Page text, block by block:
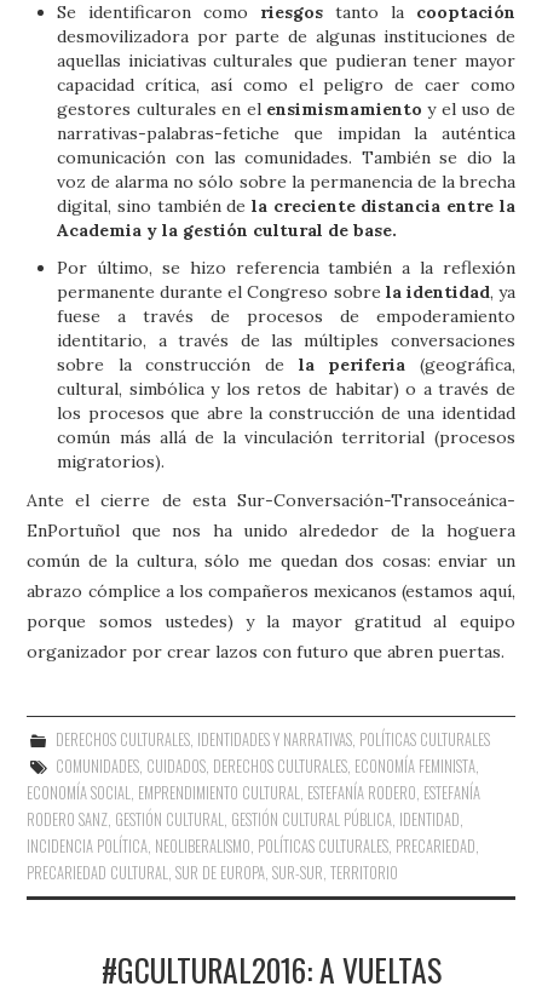
Se identificaron como riesgos tanto la cooptación
desmovilizadora por parte de algunas instituciones de
aquellas iniciativas culturales que pudieran tener mayor
capacidad crítica, así como el peligro de caer como
gestores culturales en el ensimismamiento y el uso de
narrativas-palabras-fetiche que impidan la auténtica
comunicación con las comunidades. También se dio la
voz de alarma no sólo sobre la permanencia de la brecha
digital, sino también de la creciente distancia entre la
Academia y la gestión cultural de base.
Por último, se hizo referencia también a la reflexión
permanente durante el Congreso sobre la identidad, ya
fuese a través de procesos de empoderamiento
identitario, a través de las múltiples conversaciones
sobre la construcción de la periferia (geográfica,
cultural, simbólica y los retos de habitar) o a través de
los procesos que abre la construcción de una identidad
común más allá de la vinculación territorial (procesos
migratorios).
Ante el cierre de esta Sur-Conversación-Transoceánica-
EnPortuñol que nos ha unido alrededor de la hoguera
común de la cultura, sólo me quedan dos cosas: enviar un
abrazo cómplice a los compañeros mexicanos (estamos aquí,
porque somos ustedes) y la mayor gratitud al equipo
organizador por crear lazos con futuro que abren puertas.
DERECHOS CULTURALES, IDENTIDADES Y NARRATIVAS, POLÍTICAS CULTURALES
COMUNIDADES, CUIDADOS, DERECHOS CULTURALES, ECONOMÍA FEMINISTA,
ECONOMÍA SOCIAL, EMPRENDIMIENTO CULTURAL, ESTEFANÍA RODERO, ESTEFANÍA
RODERO SANZ, GESTIÓN CULTURAL, GESTIÓN CULTURAL PÚBLICA, IDENTIDAD,
INCIDENCIA POLÍTICA, NEOLIBERALISMO, POLÍTICAS CULTURALES, PRECARIEDAD,
PRECARIEDAD CULTURAL,SUR DE EUROPA,SUR-SUR,TERRITORIO
#GCULTURAL2016: A VUELTAS